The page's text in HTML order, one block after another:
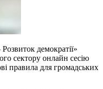
демократії»
сектору онлайн сесію
правила для громадських